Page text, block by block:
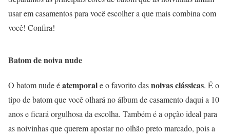
usar em casamentos para você escolher a que mais combina com
você! Confira!
Batom de noiva nude
O batom nude éatemporale o favorito dasnoivas clássicas. É o
tipo de batom que você olhará no álbum de casamento daqui a 10
anos e ficará orgulhosa da escolha. Também é a opção ideal para
as noivinhas que querem apostar no olhão preto marcado, pois a